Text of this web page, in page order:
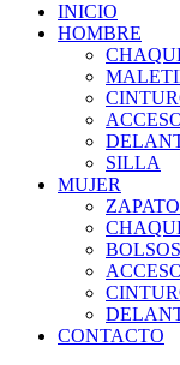
INICIO
HOMBRE
SILLA
MUJER
BOLSOS
CONTACTO